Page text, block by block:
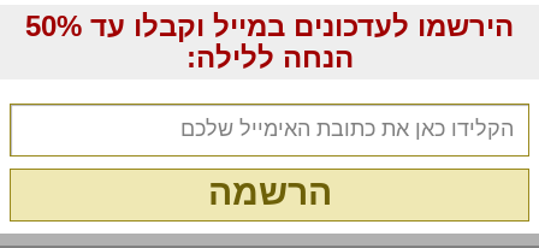
הירשמו לעדכונים במייל וקבלו עד 50%
הנחה ללילה:
הרשמה